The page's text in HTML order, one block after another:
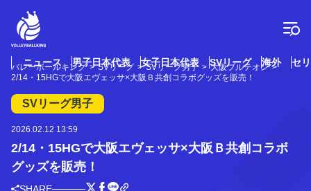
ニュース 男子日本代表 女子日本代表 SVリーグ 海外 セ
バレーボールキング SVリーグ SVリーグ男子
大阪ブルテオン
2/14・15HGで大阪エヴェッサ×大阪Ｂ共創コラボグッズを販売！
SVリーグ男子
2026.02.12 13:59
2/14・15HGで大阪エヴェッサ×大阪Ｂ共創コラボ
グッズを販売！